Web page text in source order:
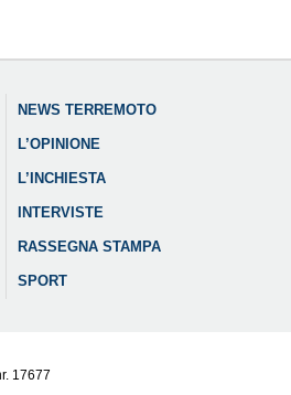
NEWS TERREMOTO
L’OPINIONE
L’INCHIESTA
INTERVISTE
RASSEGNA STAMPA
SPORT
17677